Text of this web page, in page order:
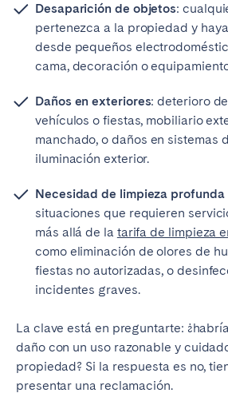
Desaparición de objetos:
pertenezca a la propiedad y
desde pequeños
cama, decoración o
Daños en exteriores: deterioro
vehículos o fiestas, mobiliario
manchado, o daños en sistemas
iluminación exterior.
Necesidad de limpieza
situaciones que requieren
más allá de la tarifa de limpieza
como eliminación de olores de
fiestas no autorizadas, o
incidentes graves.
La clave está en preguntarte:
daño con un uso razonable y
propiedad? Si la respuesta es no,
presentar una reclamación.